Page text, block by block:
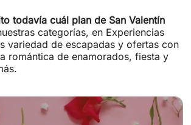
todavía cuál plan de San Valentín
categorías, en Experiencias
variedad de escapadas y ofertas con
romántica de enamorados, fiesta y